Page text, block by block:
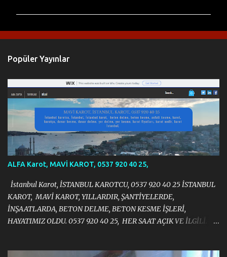
m
r
Popüler Yayınlar
ALFA Karot, MAVİ KAROT, 0537 920 40 25,
İstanbul Karot, İSTANBUL KAROTCU, 0537 920 40 25 İSTANBUL
KAROT, MAVİ KAROT, YILLARDIR, ŞANTİYELERDE,
İNŞAATLARDA, BETON DELME, BETON KESME İŞLERİ,
HAYATIMIZ OLDU. 0537 920 40 25, HER SAAT AÇIK VE İLGİLİ.